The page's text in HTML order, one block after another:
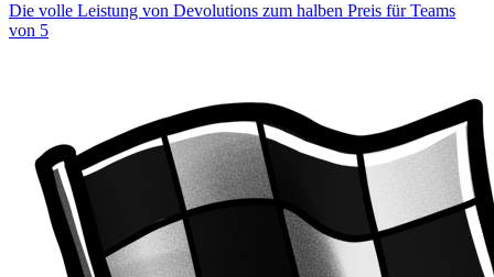
Die volle Leistung von Devolutions zum halben Preis für Teams
von 5